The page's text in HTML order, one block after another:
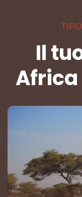
Il
Africa